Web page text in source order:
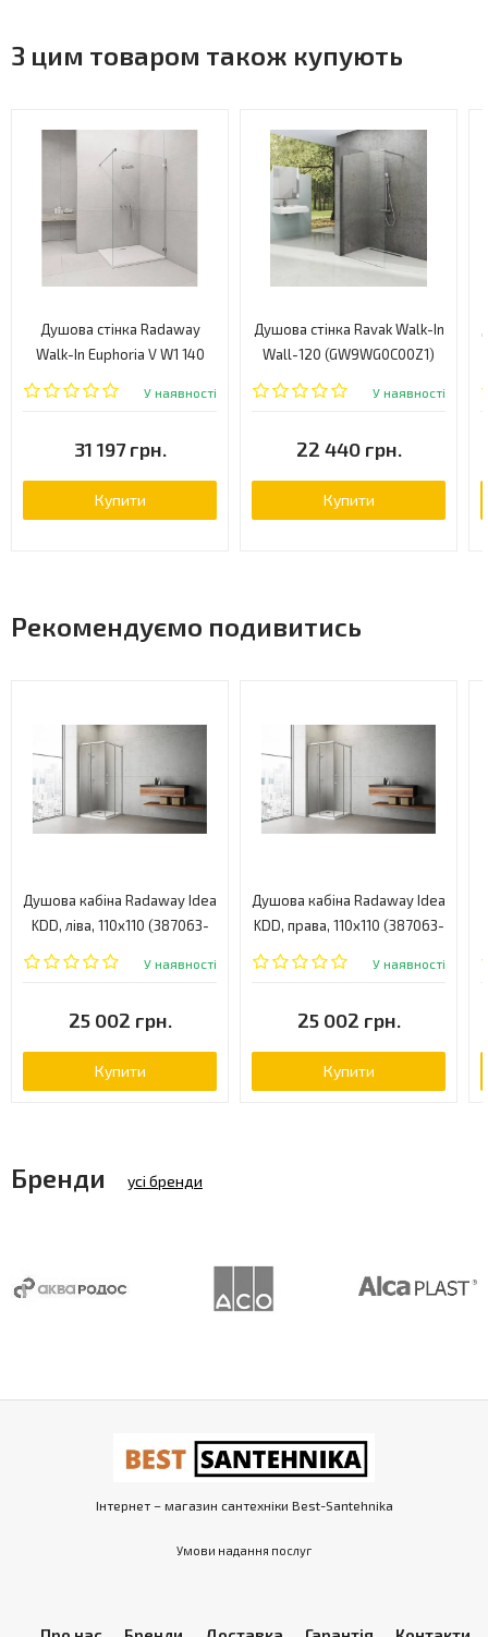
З цим товаром також купують
Душова стінка Radaway
Walk-In Euphoria V W1 140
(383116-01-01)
У наявності
31 197 грн.
Купити
Душова стінка Ravak Walk-In
Wall-120 (GW9WG0C00Z1)
У наявності
22 440 грн.
Купити
Рекомендуємо подивитись
Душова кабіна Radaway Idea
KDD, ліва, 110x110 (387063-
01-01L)
У наявності
25 002 грн.
Купити
Душова кабіна Radaway Idea
KDD, права, 110x110 (387063-
01-01R)
У наявності
25 002 грн.
Купити
Бренди усі бренди
Інтернет – магазин сантехніки Best-Santehnika
Умови надання послуг